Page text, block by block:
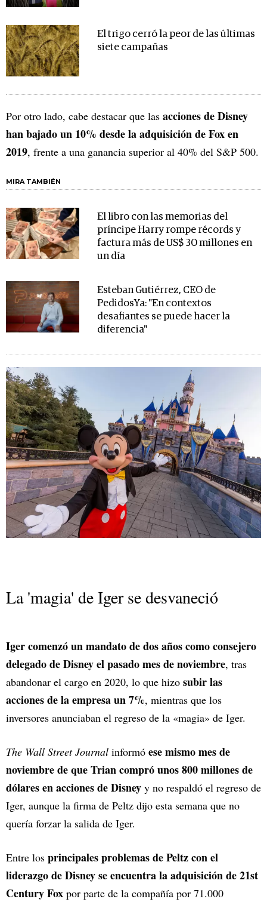
El trigo cerró la peor de las últimas
siete campañas
Por otro lado, cabe destacar que las acciones de Disney
han bajado un 10% desde la adquisición de Fox en
2019, frente a una ganancia superior al 40% del S&P 500.
MIRA TAMBIÉN
El libro con las memorias del
príncipe Harry rompe récords y
factura más de US$ 30 millones en
un día
Esteban Gutiérrez, CEO de
PedidosYa: "En contextos
desafiantes se puede hacer la
diferencia"
La 'magia' de Iger se desvaneció
Iger comenzó un mandato de dos años como consejero
delegado de Disney el pasado mes de noviembre, tras
abandonar el cargo en 2020, lo que hizo subir las
acciones de la empresa un 7%, mientras que los
inversores anunciaban el regreso de la «magia» de Iger.
The Wall Street Journal informó ese mismo mes de
noviembre de que Trian compró unos 800 millones de
dólares en acciones de Disney y no respaldó el regreso de
Iger, aunque la firma de Peltz dijo esta semana que no
quería forzar la salida de Iger.
Entre los principales problemas de Peltz con el
liderazgo de Disney se encuentra la adquisición de 21st
Century Fox por parte de la compañía por 71.000